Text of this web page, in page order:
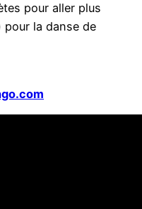
pour aller plus
la danse de